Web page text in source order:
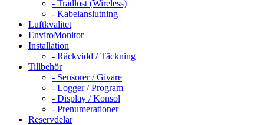
- Trådlöst (Wireless)
- Kabelanslutning
Luftkvalitet
EnviroMonitor
Installation
- Räckvidd / Täckning
Tillbehör
- Sensorer / Givare
- Logger / Program
- Display / Konsol
- Prenumerationer
Reservdelar